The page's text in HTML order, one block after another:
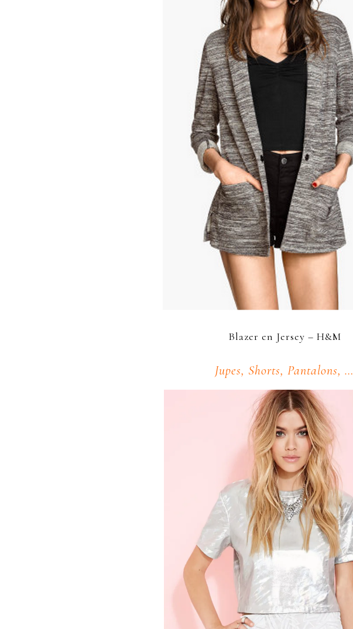
Blazer en Jersey – H&M
Jupes, Shorts, Pantalons, …